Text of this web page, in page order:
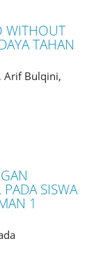
WITHOUT
TAHAN
Arif Bulqini,
SISWA
1